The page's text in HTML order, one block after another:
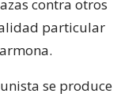
contra otros
particular
se produce